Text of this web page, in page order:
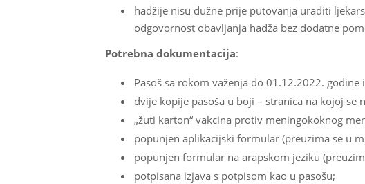
hadžije nisu dužne prije putovanja uraditi
odgovornost obavljanja hadža bez dodatne
Potrebna dokumentacija:
Pasoš sa rokom važenja do 01.12.2022. godine
dvije kopije pasoša u boji – stranica na kojoj se
„žuti karton“ vakcina protiv meningokoknog
popunjen aplikacijski formular (preuzima se u
popunjen formular na arapskom jeziku
potpisana izjava s potpisom kao u pasošu;